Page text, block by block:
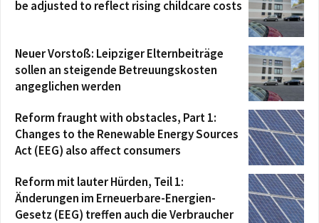
be adjusted to reflect rising childcare costs
Neuer Vorstoß: Leipziger Elternbeiträge
sollen an steigende Betreuungskosten
angeglichen werden
Reform fraught with obstacles, Part 1:
Changes to the Renewable Energy Sources
Act (EEG) also affect consumers
Reform mit lauter Hürden, Teil 1:
Änderungen im Erneuerbare-Energien-
Gesetz (EEG) treffen auch die Verbraucher